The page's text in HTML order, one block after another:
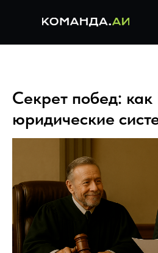
Секрет побед:
юридические